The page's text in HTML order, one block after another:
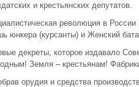
и крестьянских депутатов.
революция в
юнкера (курсанты) и Женский
декреты, которое издавало
Земля – крестьянам!
орудия и средства